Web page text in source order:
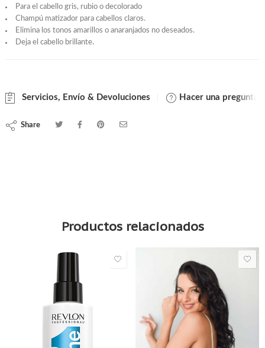
Para el cabello gris, rubio o decolorado
Champú matizador para cabellos claros.
Elimina los tonos amarillos o anaranjados no deseados.
Deja el cabello brillante.
Servicios, Envío & Devoluciones Hacer una pregunta
Share
Productos relacionados